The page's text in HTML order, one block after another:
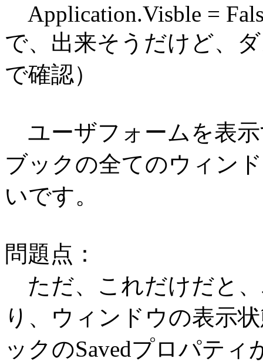
Application.Visble =
で、出来そうだけど、
で確認）
ユーザフォームを表
ブックの全てのウィン
いです。
問題点：
ただ、これだけだと
り、ウィンドウの表示
ックのSavedプロパティ